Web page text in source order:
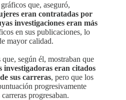
que, aseguró,
eran contratadas por
investigaciones eran más
en sus publicaciones, lo
mayor calidad.
según él, mostraban que
investigadoras eran citados
sus carreras, pero que los
progresivamente
progresaban.